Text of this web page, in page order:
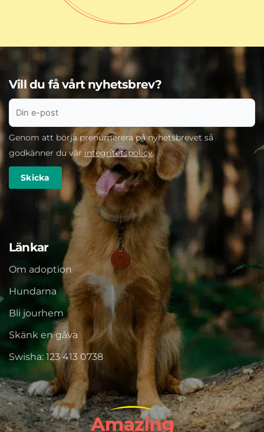
Länkar
Om adoption
Hundarna
Bli jourhem
Skänk en gåva
Swisha: 123 413 0738
Vill du få vårt nyhetsbrev?
Genom att börja prenumerera på nyhetsbrevet så
godkänner du vår integritetspolicy.